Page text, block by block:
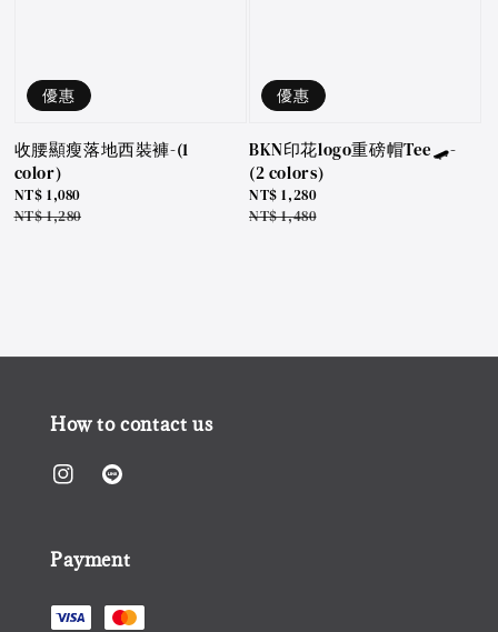
優惠
收腰顯瘦落地西裝褲-(1
color)
Sale
price
NT$ 1,080
Regular
NT$ 1,280
優惠
BKN印花logo重磅帽Tee🛹-
(2 colors)
Sale
price
NT$ 1,280
Regular
NT$ 1,480
How to contact us
Payment